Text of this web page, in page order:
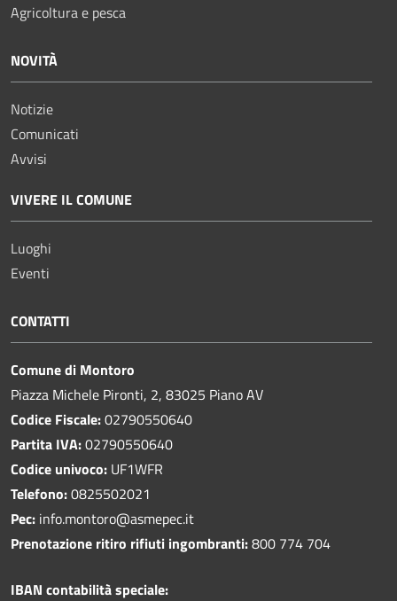
Agricoltura e pesca
NOVITÀ
Notizie
Comunicati
Avvisi
VIVERE IL COMUNE
Luoghi
Eventi
CONTATTI
Comune di Montoro
Piazza Michele Pironti, 2, 83025 Piano AV
Codice Fiscale:02790550640
Partita IVA:02790550640
Codice univoco: UF1WFR
Telefono:0825502021
Pec: info.montoro@asmepec.it
Prenotazione ritiro rifiuti ingombranti:800 774 704
IBAN contabilità speciale: